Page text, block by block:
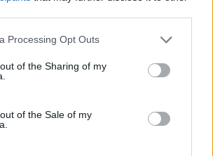
Processing Opt Outs
of the Sharing of my
of the Sale of my
9. rész
kaland 7.